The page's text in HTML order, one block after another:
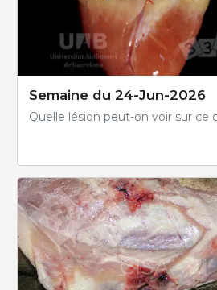
Semaine du 24-Jun-2026
Quelle lésion peut-on voir sur ce